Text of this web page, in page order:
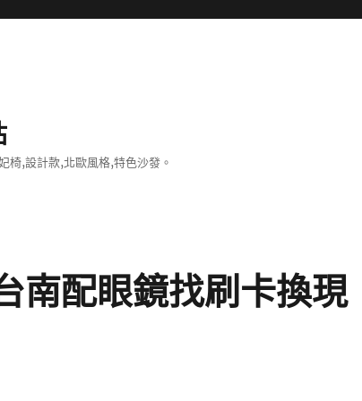
椅,設計款,北歐風格,特色沙發。
南配眼鏡找刷卡換現